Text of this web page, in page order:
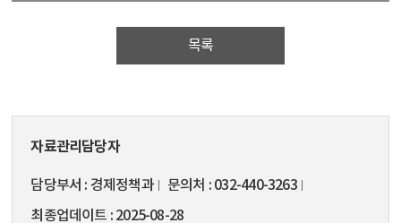
목록
자료관리담당자
담당부서 경제정책과 문의처
032-440-3263
최종업데이트
2025-08-28